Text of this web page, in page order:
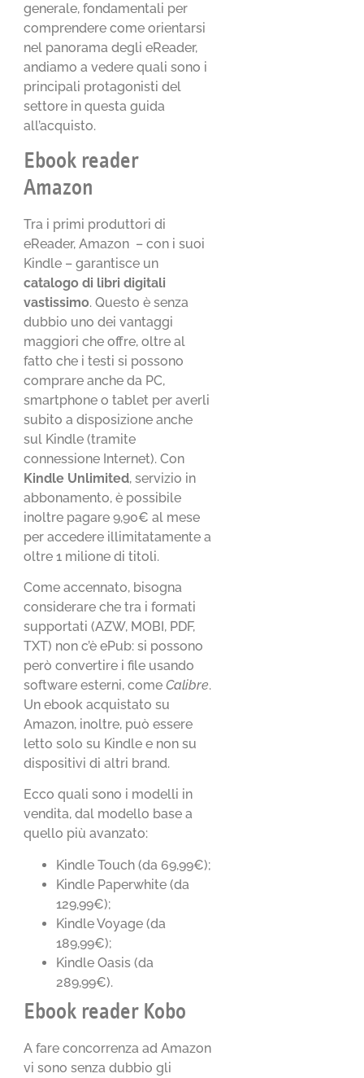
generale, fondamentali per
comprendere come orientarsi
nel panorama degli eReader,
andiamo a vedere quali sono i
principali protagonisti del
settore in questa guida
all’acquisto.
Ebook reader
Amazon
Tra i primi produttori di
eReader, Amazon – con i suoi
Kindle – garantisce un
catalogo di libri digitali
vastissimo. Questo è senza
dubbio uno dei vantaggi
maggiori che offre, oltre al
fatto che i testi si possono
comprare anche da PC,
smartphone o tablet per averli
subito a disposizione anche
sul Kindle (tramite
connessione Internet). Con
Kindle Unlimited, servizio in
abbonamento, è possibile
inoltre pagare 9,90€ al mese
per accedere illimitatamente a
oltre 1 milione di titoli.
Come accennato, bisogna
considerare che tra i formati
supportati (AZW, MOBI, PDF,
TXT) non c’è ePub: si possono
però convertire i file usando
software esterni, comeCalibre.
Un ebook acquistato su
Amazon, inoltre, può essere
letto solo su Kindle e non su
dispositivi di altri brand.
Ecco quali sono i modelli in
vendita, dal modello base a
quello più avanzato:
Kindle Touch (da 69,99€);
Kindle Paperwhite (da
129,99€);
Kindle Voyage (da
189,99€);
Kindle Oasis (da
289,99€).
Ebook reader Kobo
A fare concorrenza ad Amazon
vi sono senza dubbio gli